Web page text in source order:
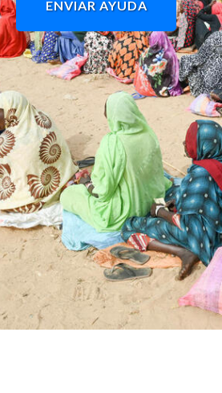
ENVIAR AYUDA